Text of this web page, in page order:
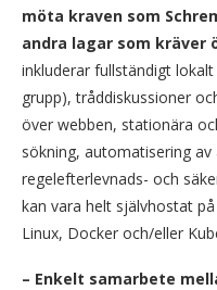
möta kraven som
andra lagar som kräver
inkluderar fullständigt
grupp), tråddiskussioner
över webben, stationära
sökning, automatisering
regelefterlevnads- och
kan vara helt självhostat
Linux, Docker och/eller
– Enkelt samarbete